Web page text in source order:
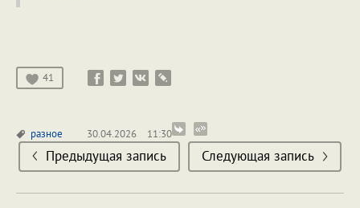
41
разное 30.04.2026 11:30
Предыдущая запись Следующая запись